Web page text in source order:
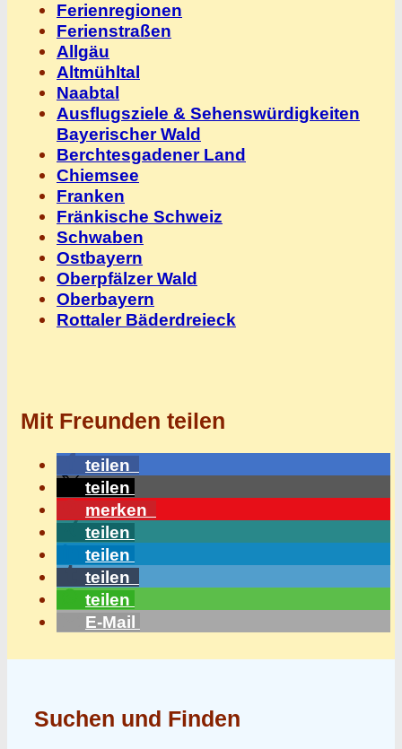
Ferienregionen
Ferienstraßen
Allgäu
Altmühltal
Naabtal
Ausflugsziele & Sehenswürdigkeiten
Bayerischer Wald
Berchtesgadener Land
Chiemsee
Franken
Fränkische Schweiz
Schwaben
Ostbayern
Oberpfälzer Wald
Oberbayern
Rottaler Bäderdreieck
Mit Freunden teilen
teilen
teilen
merken
teilen
teilen
teilen
teilen
E-Mail
Suchen und Finden